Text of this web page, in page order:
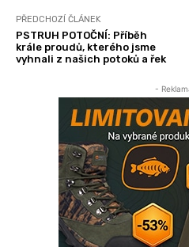
PŘEDCHOZÍ ČLÁNEK
PSTRUH POTOČNÍ: Příběh
krále proudů, kterého jsme
vyhnali z našich potoků a řek
-